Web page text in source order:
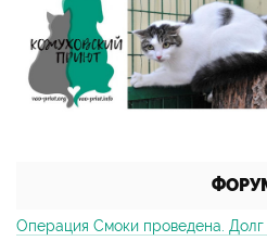
Операция Смоки проведена. Долг